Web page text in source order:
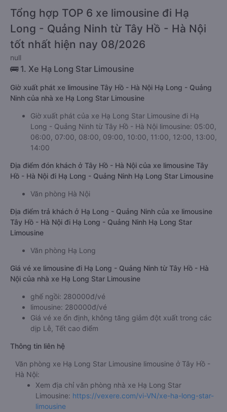
Tổng hợp TOP 6 xe limousine đi Hạ
Long - Quảng Ninh từ Tây Hồ - Hà Nội
tốt nhất hiện nay 08/2026
null
🚌 1. Xe Hạ Long Star Limousine
Giờ xuất phát xe limousine Tây Hồ - Hà Nội Hạ Long - Quảng
Ninh của nhà xe Hạ Long Star Limousine
Giờ xuất phát của xe Hạ Long Star Limousine đi Hạ
Long - Quảng Ninh từ Tây Hồ - Hà Nội limousine: 05:00,
06:00, 07:00, 08:00, 09:00, 10:00, 11:00, 12:00, 13:00,
14:00
Địa điểm đón khách ở Tây Hồ - Hà Nội của xe limousine Tây
Hồ - Hà Nội đi Hạ Long - Quảng Ninh Hạ Long Star Limousine
Văn phòng Hà Nội
Địa điểm trả khách ở Hạ Long - Quảng Ninh của xe limousine
Tây Hồ - Hà Nội đi Hạ Long - Quảng Ninh Hạ Long Star
Limousine
Văn phòng Hạ Long
Giá vé xe limousine đi Hạ Long - Quảng Ninh từ Tây Hồ - Hà
Nội của nhà xe Hạ Long Star Limousine
ghế ngồi: 280000đ/vé
limousine: 280000đ/vé
Giá vé xe ổn định, không tăng giảm đột xuất trong các
dịp Lễ, Tết cao điểm
Thông tin liên hệ
Văn phòng xe Hạ Long Star Limousine limousine ở Tây Hồ -
Hà Nội:
Xem địa chỉ văn phòng nhà xe Hạ Long Star
Limousine: https://vexere.com/vi-VN/xe-ha-long-star-
limousine